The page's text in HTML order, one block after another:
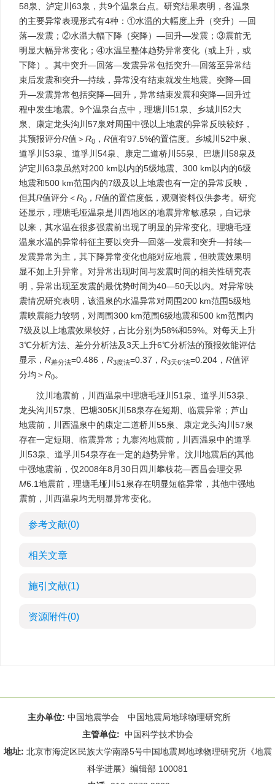
58泉、泸定川63泉，共9个温泉台点。研究结果表明，各温泉
的主要异常表现形式有4种：①水温的大幅度上升（突升）—回
落—发震；②水温大幅下降（突降）—回升—发震；③震前无
明显大幅异常变化；④水温呈整体趋势异常变化（或上升，或
下降）。其中突升—回落—发震异常包括突升—回落至异常结
束后发震和突升—持续，异常没有结束就发生地震。突降—回
升—发震异常包括突降—回升，异常结束发震和突降—回升过
程中发生地震。9个温泉台点中，理塘川51泉、乡城川52大
泉、康定龙头沟川57泉对周围中强以上地震的异常反映较好，
其预报评分R值＞R0 ， R值有97.5%的置信度。乡城川52中泉、
道孚川53泉、道孚川54泉、康定二道桥川55泉、巴塘川58泉及
泸定川63泉虽然对200 km以内的5级地震、300 km以内的6级
地震和500 km范围内的7级及以上地震也有一定的异常反映，
但其R值评分＜R0 ， R值的置信度低，观测资料仅供参考。研究
还显示，理塘毛垭温泉是川西地区的地震异常敏感泉，自记录
以来，其水温在很多强震前出现了明显的异常变化。理塘毛垭
温泉水温的异常特征主要以突升—回落—发震和突升—持续—
发震异常为主，其下降异常变化也能对应地震，但映震效果明
显不如上升异常。对异常出现时间与发震时间的相关性研究表
明，异常出现至发震的最优势时间为40—50天以内。对异常映
震情况研究表明，该温泉的水温异常对周围200 km范围5级地
震映震能力较弱，对周围300 km范围6级地震和500 km范围内
7级及以上地震效果较好，占比分别为58%和59%。对每天上升
3℃分析方法、差分分析法及3天上升6℃分析法的预报效能评估
显示， R差分法=0.486， R3度法=0.37， R3天6°法=0.204， R值评
分均＞R0。
汶川地震前，川西温泉中理塘毛垭川51泉、道孚川53泉、
龙头沟川57泉、巴塘305K川58泉存在短期、临震异常；芦山
地震前，川西温泉中的康定二道桥川55泉、康定龙头沟川57泉
存在一定短期、临震异常；九寨沟地震前，川西温泉中的道孚
川53泉、道孚川54泉存在一定的趋势异常。汶川地震后的其他
中强地震前，仅2008年8月30日四川攀枝花—西昌会理交界
M6.1地震前，理塘毛垭川51泉存在明显短临异常，其他中强地
震前，川西温泉均无明显异常变化。
参考文献(0)
相关文章
施引文献(1)
资源附件(0)
主办单位: 中国地震学会 中国地震局地球物理研究所
主管单位: 中国科学技术协会
地址: 北京市海淀区民族大学南路5号中国地震局地球物理研究所《地震
科学进展》编辑部 100081